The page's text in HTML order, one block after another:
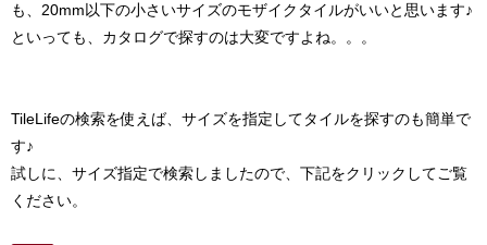
も、20mm以下の小さいサイズのモザイクタイルがいいと思います♪
といっても、カタログで探すのは大変ですよね。。。
TileLifeの検索を使えば、サイズを指定してタイルを探すのも簡単で
す♪
試しに、サイズ指定で検索しましたので、下記をクリックしてご覧
ください。